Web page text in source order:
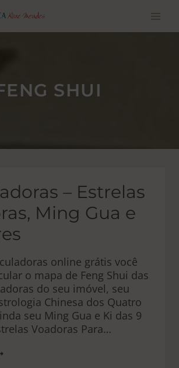
SHUI
– Estrelas
Ming Gua e
online grátis você
o mapa de Feng Shui das
do seu imóvel, seu
Chinesa dos Quatro
seu Ming Gua e Ki das 9
Voadoras Para…